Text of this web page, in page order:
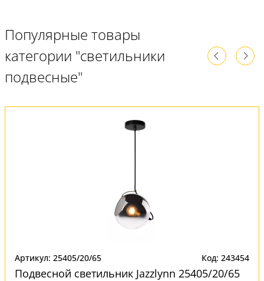
Популярные товары
категории "светильники
подвесные"
Артикул: 25405/20/65 Код: 243454
Подвесной светильник Jazzlynn 25405/20/65